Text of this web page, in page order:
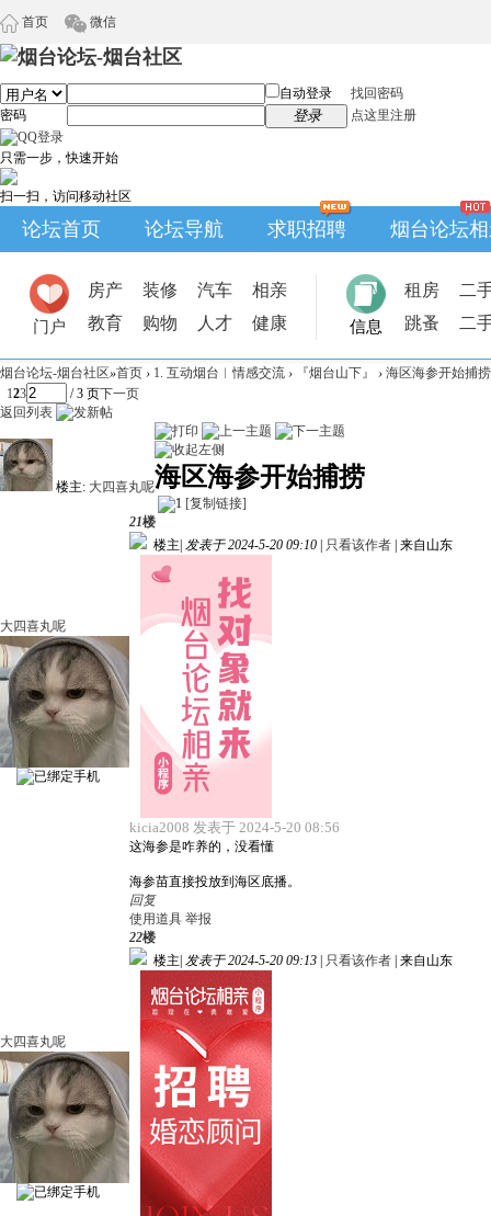
首页 微信
自动登录
找回密码
密码
登录 点这里注册
只需一步，快速开始
扫一扫，访问移动社区
论坛首页 论坛导航 求职招聘 烟台论坛
门户
房产 装修 汽车
相亲
教育
购物 人才 健康 信息
租房
二
跳蚤
二
烟台论坛-烟台社区»首页 › 1. 互动烟台︱情感交流 › 『烟台山下』 › 海区海参开始捕捞
123 / 3 页下一页
返回列表
楼主: 大四喜丸呢海区海参开始捕捞
[复制链接]
大四喜丸呢
21楼
楼主 发表于 2024-5-20 09:10 只看该作者 来自山东
kicia2008 发表于 2024-5-20 08:56
这海参是咋养的，没看懂
海参苗直接投放到海区底播。
回复
使用道具 举报
大四喜丸呢
22楼
楼主 发表于 2024-5-20 09:13 只看该作者 来自山东